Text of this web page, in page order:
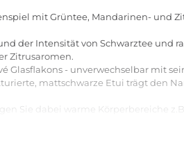
mit Grüntee, Mandarinen- und
der Intensität von Schwarztee und
Zitrusaromen.
Glasflakons - unverwechselbar mit
mattschwarze Etui trägt den
Sie dabei warme Körperbereiche z.B.